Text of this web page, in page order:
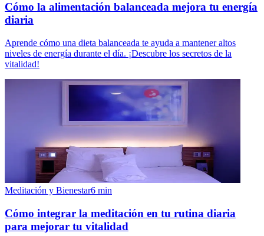
Cómo la alimentación balanceada mejora tu energía
diaria
Aprende cómo una dieta balanceada te ayuda a mantener altos
niveles de energía durante el día. ¡Descubre los secretos de la
vitalidad!
Meditación y Bienestar6 min
Cómo integrar la meditación en tu rutina diaria
para mejorar tu vitalidad